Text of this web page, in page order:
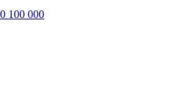
100 000